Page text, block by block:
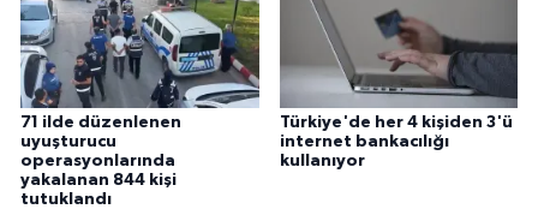
71 ilde düzenlenen
uyuşturucu
operasyonlarında
yakalanan 844 kişi
tutuklandı
Türkiye'de her 4 kişiden 3'ü
internet bankacılığı
kullanıyor